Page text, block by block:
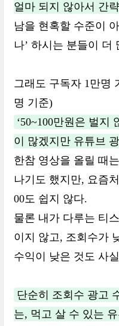
얼마 되지 않아서 간
남을 현혹할 수준이
나’ 하시는 분들이 더
그래도 구독자 1만명
명 기준)
‘50~100만원은 벌지
이 많겠지만 유튜브
한참 영상을 올릴 때
나기도 했지만, 요즘
00도 쉽지 않다.
물론 내가 다루는 티
이지 않고, 조회수가
수익이 낮은 것도 사
단순히 조회수 광고
는, 먹고 살 수 있는